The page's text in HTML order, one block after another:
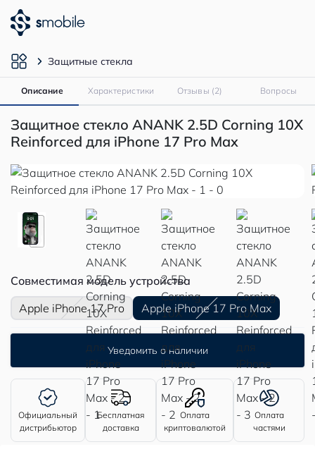
Защитные стекла
Описание Характеристики Отзывы (2) Вопросы
Защитное стекло ANANK 2.5D Corning 10X
Reinforced для iPhone 17 Pro Max
Совместимая модель устройства
Apple iPhone 17 Pro
Apple iPhone 17 Pro Max
Уведомить о наличии
Официальный
дистрибьютор
Бесплатная
доставка
Оплата
криптовалютой
Оплата
частями